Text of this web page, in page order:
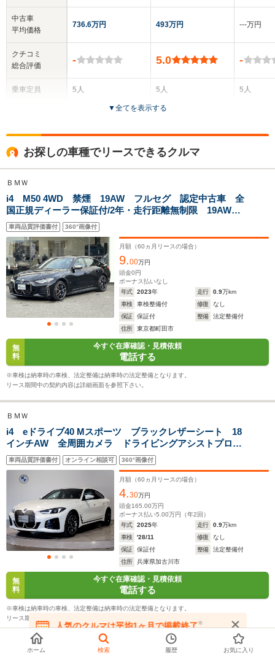
中古車
平均価格
クチコミ
総合評価
乗車定員
サイズ
WLTCモード
燃費
駆動方式
736.6万円
-
5人
全高
1.51m～1.52m
全幅
1.9m
全長
5.06m～5.18m
ホイールベース
-m
MR、4WD
493万円
5.0
5人
5ドア
1.56m～1.57m
全幅
1.85m
全長
-
4WD
‐‐‐万円
-
5人
4WD
▼全てを表示する
お探しの車種でリースできるクルマ
ＢＭＷ
i4 M50 4WD 禁煙 19AW フルセグ 認定中古車 全
国正規ディーラー保証付/2年・走行距離無制限 19AW
全方囲PDC トップビュ-カメラ ブラックレザーシー
ト レーザーヘッドライト ワイヤレス充電
車両品質評価書付 360°画像付
月額（60 ヵ月リースの場合）
9.00万円
頭金0円
ボーナス払いなし
年式
2023年 走行 0.9万km
車検
車検整備付 修復
なし
保証
保証付 整備
法定整備付
住所
東京都町田市
無
料
今すぐ在庫確認・見積依頼
電話する
※車検は納車時の車検、法定整備は納車時の法定整備となります。
リース期間中の契約内容は詳細画面を参照下さい。
ＢＭＷ
i4 eドライブ40 Mスポーツ ブラックレザーシート 18
インチAW 全周囲カメラ ドライビングアシストプロフ
ェッショナル ヘッドアップディスプレイ ワイヤレス
チャージ パーキングアシストプラス シートヒータ
ー 電動テールゲート
車両品質評価書付 オンライン相談可 360°画像付
月額（60 ヵ月リースの場合）
4.30万円
頭金165.00万円
ボーナス払い5.00万円（年2 回）
年式
2025年 走行 0.9万km
車検
'28/11 修復
なし
保証
保証付 整備
法定整備付
住所
兵庫県加古川市
無
料
今すぐ在庫確認・見積依頼
電話する
※車検は納車時の車検、法定整備は納車時の法定整備となります。
リース期間中の契約内容は詳細画面を参照下さい。
人気のクルマは平均1ヶ月で掲載終了※
在庫が無くなる前にお問い合わせください
ホーム 検索 履歴 お気に入り